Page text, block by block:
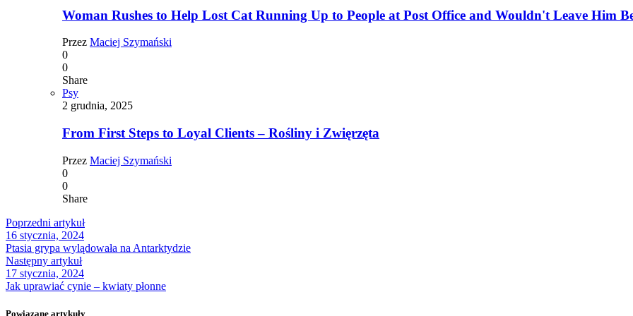
Woman Rushes to Help Lost Cat Running Up to People at Post Office and Wouldn't Leave Him
Przez Maciej Szymański
0
0
Share
Psy
2 grudnia, 2025
From First Steps to Loyal Clients – Rośliny i Zwięrzęta
Przez Maciej Szymański
0
0
Share
Poprzedni artykuł
16 stycznia, 2024
Ptasia grypa wylądowała na Antarktydzie
Następny artykuł
17 stycznia, 2024
Jak uprawiać cynie – kwiaty płonne
Powiązane artykuły